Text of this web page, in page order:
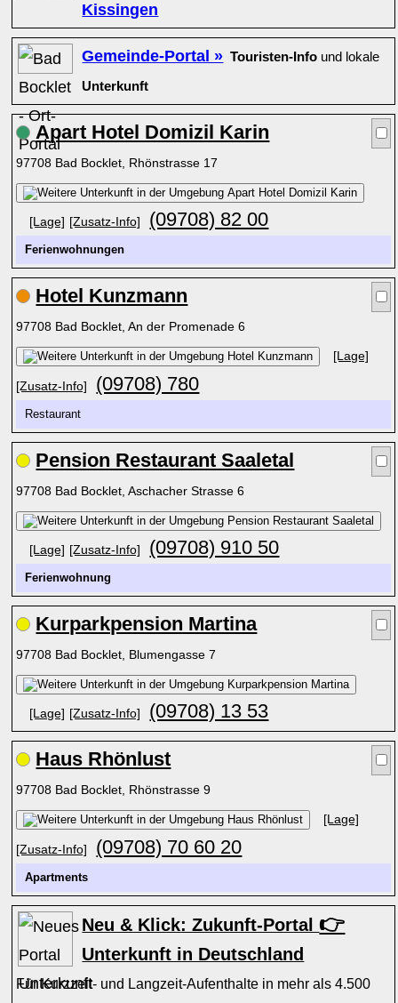
Kissingen
Gemeinde-Portal » Touristen-Info und lokale
Unterkunft
Apart Hotel Domizil Karin
97708 Bad Bocklet, Rhönstrasse 17
[Lage] [Zusatz-Info] (09708) 82 00
Ferienwohnungen
Hotel Kunzmann
97708 Bad Bocklet, An der Promenade 6
[Lage]
[Zusatz-Info] (09708) 780
Restaurant
Pension Restaurant Saaletal
97708 Bad Bocklet, Aschacher Strasse 6
[Lage] [Zusatz-Info] (09708) 910 50
Ferienwohnung
Kurparkpension Martina
97708 Bad Bocklet, Blumengasse 7
[Lage] [Zusatz-Info] (09708) 13 53
Haus Rhönlust
97708 Bad Bocklet, Rhönstrasse 9
[Lage]
[Zusatz-Info] (09708) 70 60 20
Apartments
Neu & Klick: Zukunft-Portal 👉
Unterkunft in Deutschland
Für Kurzzeit- und Langzeit-Aufenthalte in mehr als 4.500